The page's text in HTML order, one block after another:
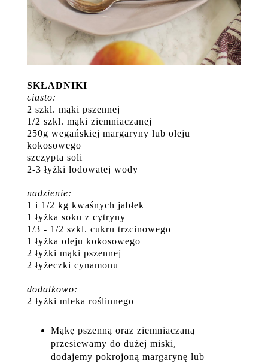
SKŁADNIKI
ciasto:
2 szkl. mąki pszennej
1/2 szkl. mąki ziemniaczanej
250g wegańskiej margaryny lub oleju
kokosowego
szczypta soli
2-3 łyżki lodowatej wody
nadzienie:
1 i 1/2 kg kwaśnych jabłek
1 łyżka soku z cytryny
1/3 - 1/2 szkl. cukru trzcinowego
1 łyżka oleju kokosowego
2 łyżki mąki pszennej
2 łyżeczki cynamonu
dodatkowo:
2 łyżki mleka roślinnego
Mąkę pszenną oraz ziemniaczaną
przesiewamy do dużej miski,
dodajemy pokrojoną margarynę lub